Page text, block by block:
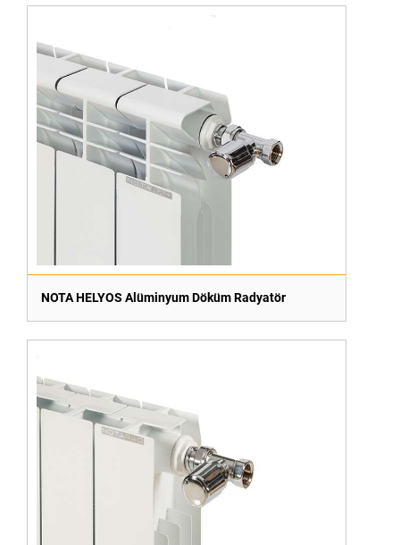
NOTA HELYOS Alüminyum Döküm Radyatör